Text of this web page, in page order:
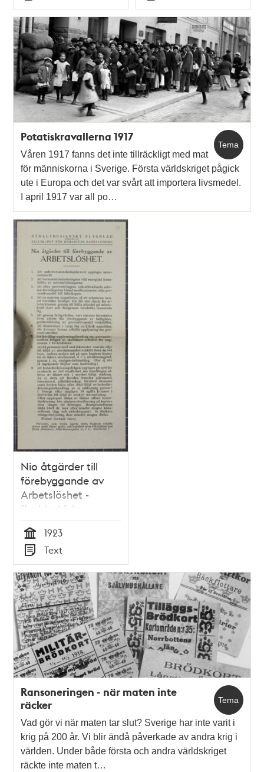
Typ
Typ
Tema
Potatiskravallerna 1917
Våren 1917 fanns det inte tillräckligt med mat
för människorna i Sverige. Första världskriget pågick
ute i Europa och det var svårt att importera livsmedel.
I april 1917 var all po…
Nio åtgärder till
förebyggande av
Arbetslöshet -
flygblad från
Sällskapet för
Humanitär
Barnalstring 1923
Tid
1923
Typ
Text
Tema
Ransoneringen - när maten inte
räcker
Vad gör vi när maten tar slut? Sverige har inte varit i
krig på 200 år. Vi blir ändå påverkade av andra krig i
världen. Under både första och andra världskriget
räckte inte maten t…